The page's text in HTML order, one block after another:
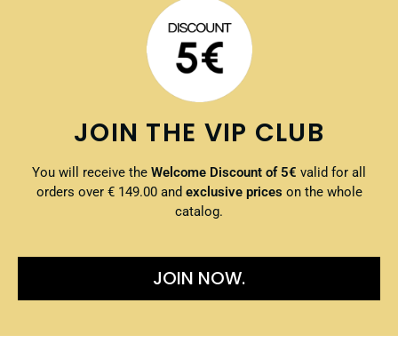
JOIN THE VIP CLUB
You will receive the Welcome Discount of 5€ valid for all
orders over € 149.00 and exclusive prices on the whole
catalog.
JOIN NOW.